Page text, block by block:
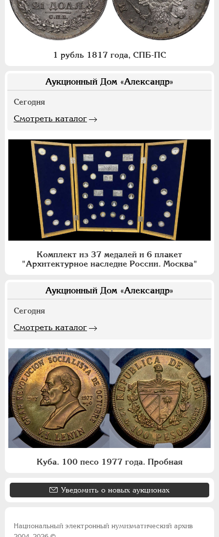
1 рубль 1817 года, СПБ-ПС
Аукционный Дом «Александр»
Сегодня
Смотреть каталог
Комплект из 37 медалей и 6 плакет
"Архитектурное наследие России. Москва"
Аукционный Дом «Александр»
Сегодня
Смотреть каталог
Куба. 100 песо 1977 года. Пробная
Уведомить о новых аукционах
Национальный электронный нумизматический архив